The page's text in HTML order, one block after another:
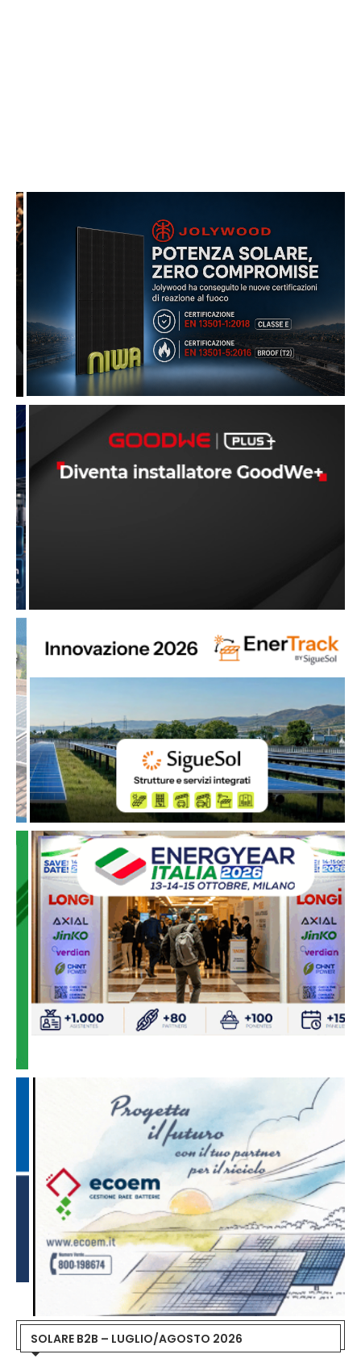
SOLARE B2B – LUGLIO/AGOSTO 2026